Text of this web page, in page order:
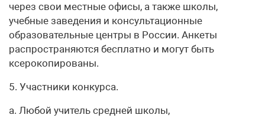
через свои местные офисы, а также школы,
учебные заведения и консультационные
образовательные центры в России. Анкеты
распространяются бесплатно и могут быть
ксерокопированы.
5. Участники конкурса.
а. Любой учитель средней школы,